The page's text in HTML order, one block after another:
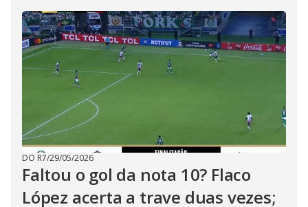
DO R7/29/05/2026
Faltou o gol da nota 10? Flaco
López acerta a trave duas vezes;